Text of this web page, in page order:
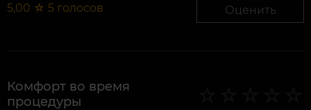
5,00 ☆ 5 голосов Оценить
Комфорт во время
процедуры